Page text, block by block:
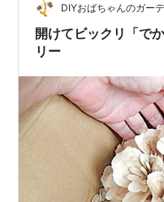
DIYおばちゃんのガー
開けてビックリ「で
リー